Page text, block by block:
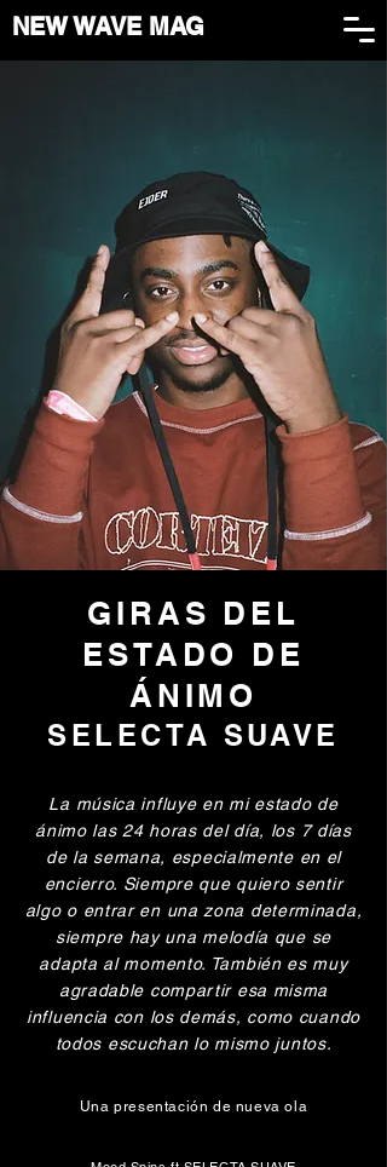
NEW WAVE MAG
GIRAS DEL
ESTADO DE
ÁNIMO
SELECTA SUAVE
La música influye en mi estado de
ánimo las 24 horas del día, los 7 días
de la semana, especialmente en el
encierro. Siempre que quiero sentir
algo o entrar en una zona determinada,
siempre hay una melodía que se
adapta al momento. También es muy
agradable compartir esa misma
influencia con los demás, como cuando
todos escuchan lo mismo juntos.
Una presentación de nueva ola